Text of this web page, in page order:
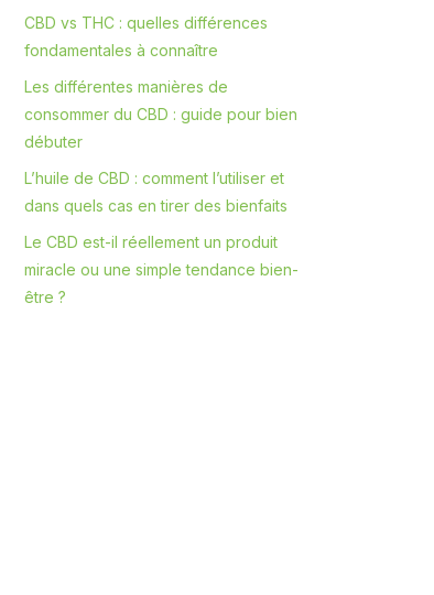
CBD vs THC : quelles différences
fondamentales à connaître
Les différentes manières de
consommer du CBD : guide pour bien
débuter
L’huile de CBD : comment l’utiliser et
dans quels cas en tirer des bienfaits
Le CBD est-il réellement un produit
miracle ou une simple tendance bien-
être ?